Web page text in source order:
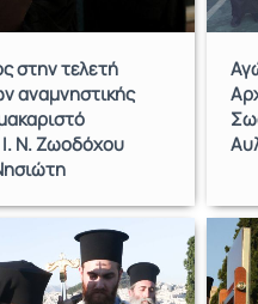
στην τελετή
αναμνηστικής
Ν. Ζωοδόχου